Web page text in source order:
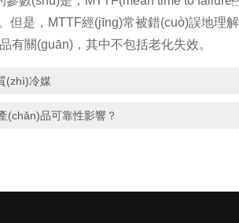
但是，MTTF經(jīng)常被錯(cuò)誤地理解
關(guān)，其中不包括老化失效。
(zhì)冷媒
品可靠性影響？